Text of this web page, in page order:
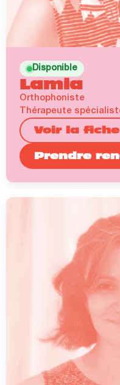
Disponible
Lamia
Orthophoniste
Thérapeute
Voir la fiche
Prendre